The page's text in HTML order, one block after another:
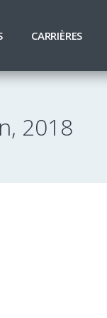
CARRIÈRES
2018